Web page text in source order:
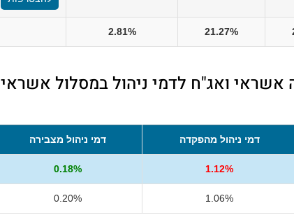
21.27%
2.81%
ואג"ח לדמי ניהול במסלול אשראי
דמי ניהול מהפקדה דמי ניהול מצבירה
1.12%
0.18%
1.06%
0.20%